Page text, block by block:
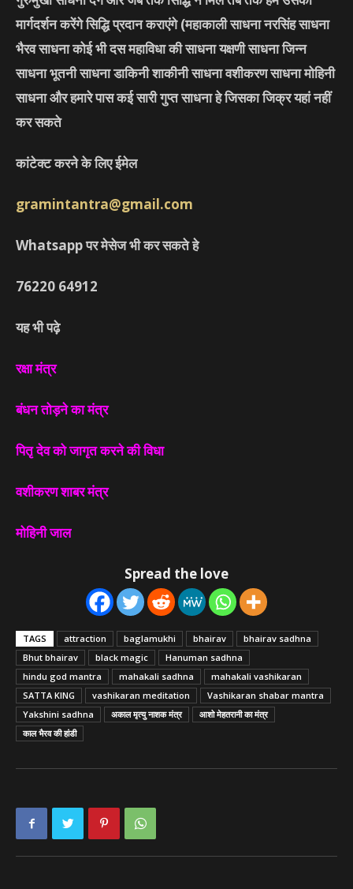
मार्गदर्शन करेंगे सिद्धि प्रदान कराएंगे (महाकाली साधना नरसिंह साधना
भैरव साधना कोई भी दस महाविधा की साधना यक्षणी साधना जिन्न
साधना भूतनी साधना डाकिनी शाकीनी साधना वशीकरण साधना मोहिनी
साधना और हमारे पास कई सारी गुप्त साधना हे जिसका जिक्र यहां नहीं
कर सकते
कांटेक्ट करने के लिए ईमेल
gramintantra@gmail.com
Whatsapp पर मेसेज भी कर सकते हे
76220 64912
यह भी पढ़े
रक्षा मंत्र
बंधन तोड़ने का मंत्र
पितृ देव को जागृत करने की विधा
वशीकरण शाबर मंत्र
मोहिनी जाल
Spread the love
TAGS attraction baglamukhi bhairav
bhairav sadhna
Bhut bhairav
black magic
Hanuman sadhna
hindu god mantra
mahakali sadhna
mahakali vashikaran
SATTA KING
vashikaran meditation
Vashikaran shabar mantra
Yakshini sadhna
अकाल मृत्यु नाशक मंत्र
आशो मेहतरानी का मंत्र
काल भैरव की हांडी